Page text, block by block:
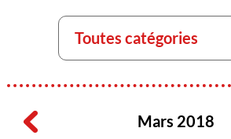
Toutes catégories
Mars 2018